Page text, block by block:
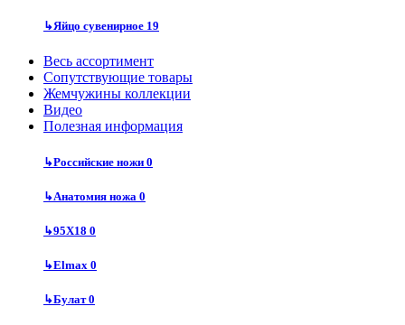
↳Яйцо сувенирное 19
Весь ассортимент
Сопутствующие товары
Жемчужины коллекции
Видео
Полезная информация
↳Российские ножи 0
↳Анатомия ножа 0
↳95Х18 0
↳Elmax 0
↳Булат0